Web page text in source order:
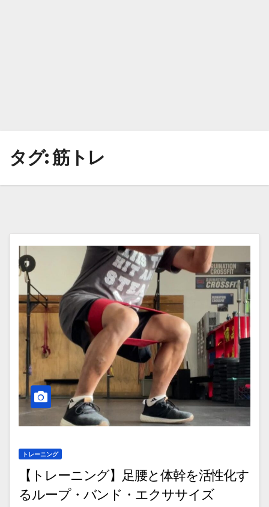
タグ:筋トレ
トレーニング
【トレーニング】足腰と体幹を活性化す
るループ・バンド・エクササイズ